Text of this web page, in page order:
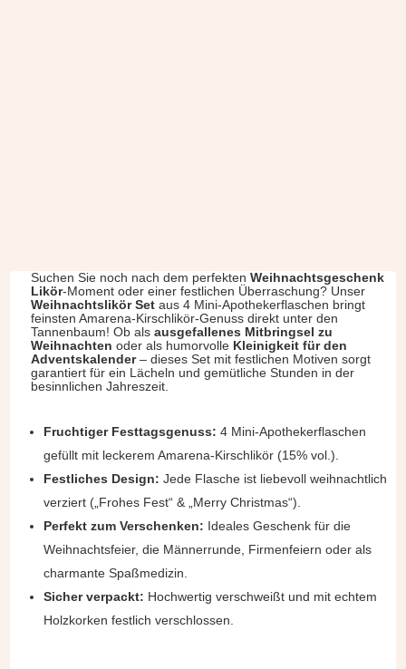
Suchen Sie noch nach dem perfekten Weihnachtsgeschenk
Likör-Moment oder einer festlichen Überraschung? Unser
Weihnachtslikör Setaus 4 Mini-Apothekerflaschen bringt
feinsten Amarena-Kirschlikör-Genuss direkt unter den
Tannenbaum! Ob als ausgefallenes Mitbringsel zu
Weihnachten oder als humorvolle Kleinigkeit für den
Adventskalender– dieses Set mit festlichen Motiven sorgt
garantiert für ein Lächeln und gemütliche Stunden in der
besinnlichen Jahreszeit.
Fruchtiger Festtagsgenuss: 4 Mini-Apothekerflaschen
gefüllt mit leckerem Amarena-Kirschlikör (15% vol.).
Festliches Design: Jede Flasche ist liebevoll weihnachtlich
verziert („Frohes Fest“ & „Merry Christmas“).
Perfekt zum Verschenken: Ideales Geschenk für die
Weihnachtsfeier, die Männerrunde, Firmenfeiern oder als
charmante Spaßmedizin.
Sicher verpackt: Hochwertig verschweißt und mit echtem
Holzkorken festlich verschlossen.